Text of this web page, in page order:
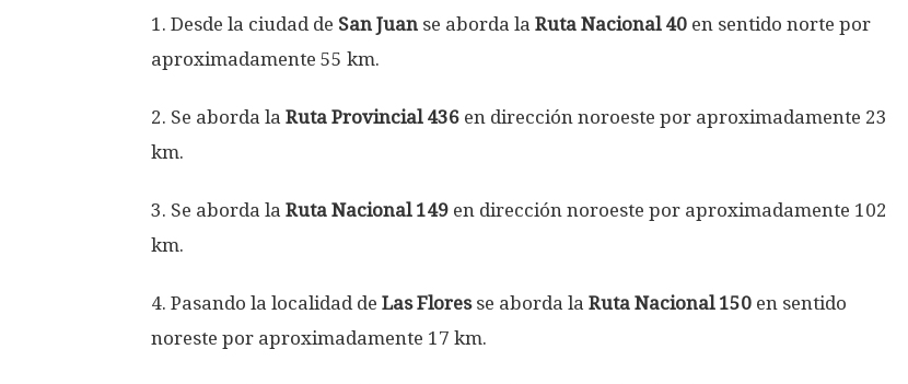
1. Desde la ciudad de San Juan se aborda la Ruta Nacional 40 en sentido norte por
aproximadamente 55 km.
2. Se aborda la Ruta Provincial 436 en dirección noroeste por aproximadamente 23
km.
3. Se aborda la Ruta Nacional 149 en dirección noroeste por aproximadamente 102
km.
4. Pasando la localidad de Las Floresse aborda la Ruta Nacional 150 en sentido
noreste por aproximadamente 17 km.